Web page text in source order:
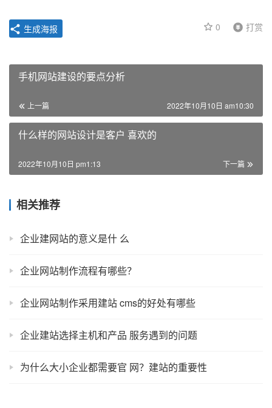
0 打赏
生成海报
手机网站建设的要点分析
上一篇 2022年10月10日 am10:30
什么样的网站设计是客户 喜欢的
下一篇
2022年10月10日 pm1:13
相关推荐
企业建网站的意义是什 么
企业网站制作流程有哪些？
企业网站制作采用建站 cms的好处有哪些
企业建站选择主机和产品 服务遇到的问题
为什么大小企业都需要官 网？建站的重要性